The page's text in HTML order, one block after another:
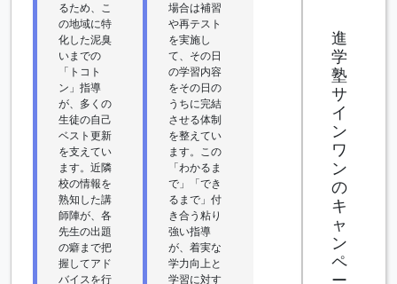
るため、こ
の地域に特
化した泥臭
いまでの
「トコト
ン」指導
が、多くの
生徒の自己
ベスト更新
を支えてい
ます。近隣
校の情報を
熟知した講
師陣が、各
先生の出題
の癖まで把
握してアド
バイスを行
場合は補習
や再テスト
を実施し
て、その日
の学習内容
をその日の
うちに完結
させる体制
を整えてい
ます。この
「わかるま
で」「でき
るまで」付
き合う粘り
強い指導
が、着実な
学力向上と
学習に対す
進
学
塾
サ
イ
ン
ワ
ン
の
キ
ャ
ン
ペ
ー